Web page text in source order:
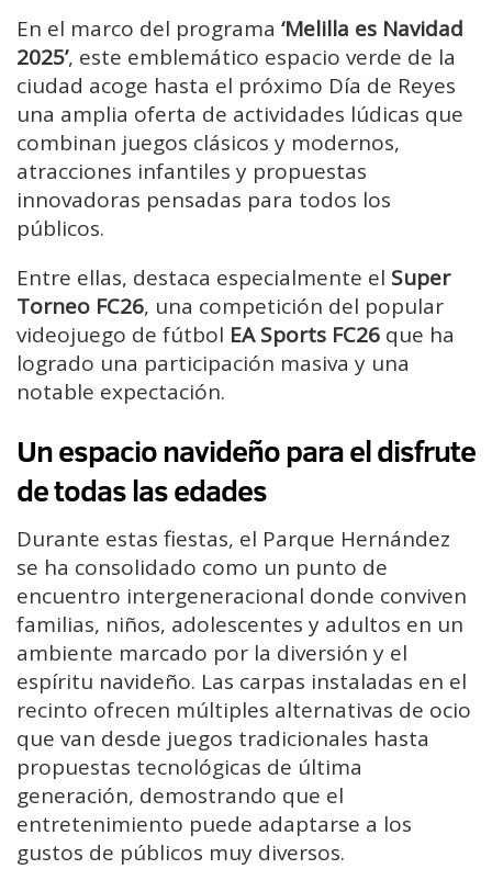
En el marco del programa ‘Melilla es Navidad
2025’, este emblemático espacio verde de la
ciudad acoge hasta el próximo Día de Reyes
una amplia oferta de actividades lúdicas que
combinan juegos clásicos y modernos,
atracciones infantiles y propuestas
innovadoras pensadas para todos los
públicos.
Entre ellas, destaca especialmente el Super
Torneo FC26, una competición del popular
videojuego de fútbol EA Sports FC26 que ha
logrado una participación masiva y una
notable expectación.
Un espacio navideño para el disfrute
de todas las edades
Durante estas fiestas, el Parque Hernández
se ha consolidado como un punto de
encuentro intergeneracional donde conviven
familias, niños, adolescentes y adultos en un
ambiente marcado por la diversión y el
espíritu navideño. Las carpas instaladas en el
recinto ofrecen múltiples alternativas de ocio
que van desde juegos tradicionales hasta
propuestas tecnológicas de última
generación, demostrando que el
entretenimiento puede adaptarse a los
gustos de públicos muy diversos.